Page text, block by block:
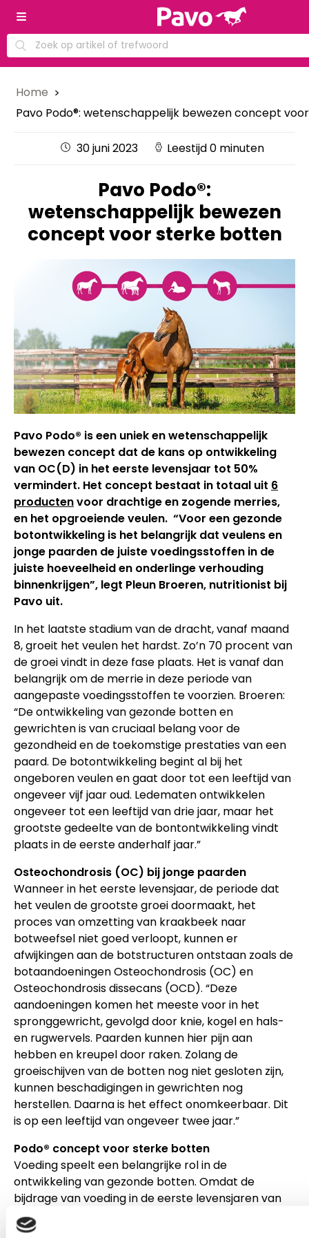
Home
Pavo Podo®: wetenschappelijk bewezen concept
30 juni 2023 Leestijd 0 minuten
Pavo Podo®:
wetenschappelijk bewezen
concept voor sterke botten
Pavo Podo® is een uniek en wetenschappelijk
bewezen concept dat de kans op ontwikkeling
van OC(D) in het eerste levensjaar tot 50%
vermindert. Het concept bestaat in totaal uit 6
productenvoor drachtige en zogende merries,
en het opgroeiende veulen. “Voor een gezonde
botontwikkeling is het belangrijk dat veulens en
jonge paarden de juiste voedingsstoffen in de
juiste hoeveelheid en onderlinge verhouding
binnenkrijgen”, legt Pleun Broeren, nutritionist bij
Pavo uit.
In het laatste stadium van de dracht, vanaf maand
8, groeit het veulen het hardst. Zo’n 70 procent van
de groei vindt in deze fase plaats. Het is vanaf dan
belangrijk om de merrie in deze periode van
aangepaste voedingsstoffen te voorzien. Broeren:
“De ontwikkeling van gezonde botten en
gewrichten is van cruciaal belang voor de
gezondheid en de toekomstige prestaties van een
paard. De botontwikkeling begint al bij het
ongeboren veulen en gaat door tot een leeftijd van
ongeveer vijf jaar oud. Ledematen ontwikkelen
ongeveer tot een leeftijd van drie jaar, maar het
grootste gedeelte van de bontontwikkeling vindt
plaats in de eerste anderhalf jaar.”
Osteochondrosis (OC) bij jonge paarden
Wanneer in het eerste levensjaar, de periode dat
het veulen de grootste groei doormaakt, het
proces van omzetting van kraakbeek naar
botweefsel niet goed verloopt, kunnen er
afwijkingen aan de botstructuren ontstaan zoals de
botaandoeningen Osteochondrosis (OC) en
Osteochondrosis dissecans (OCD). “Deze
aandoeningen komen het meeste voor in het
spronggewricht, gevolgd door knie, kogel en hals-
en rugwervels. Paarden kunnen hier pijn aan
hebben en kreupel door raken. Zolang de
groeischijven van de botten nog niet gesloten zijn,
kunnen beschadigingen in gewrichten nog
herstellen. Daarna is het effect onomkeerbaar. Dit
is op een leeftijd van ongeveer twee jaar.”
Podo® concept voor sterke botten
Voeding speelt een belangrijke rol in de
ontwikkeling van gezonde botten. Omdat de
bijdrage van voeding in de eerste levensjaren van
cruciaal belang is, heeft Pavo het Podo® concept
ontwikkeld: een uniek mineralencomplex om de